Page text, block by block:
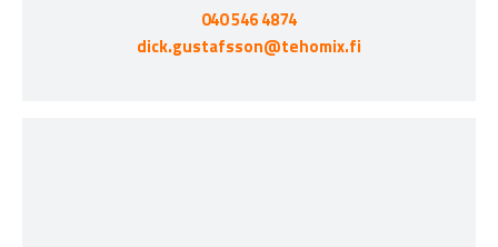
040 546 4874
dick.gustafsson@tehomix.fi